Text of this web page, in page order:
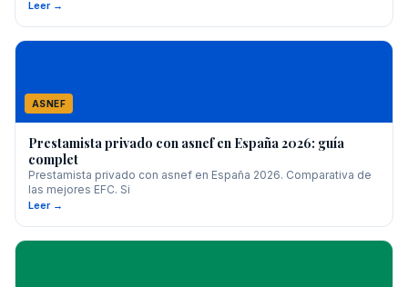
Leer →
ASNEF
Prestamista privado con asnef en España 2026: guía
complet
Prestamista privado con asnef en España 2026. Comparativa de
las mejores EFC. Si
Leer →